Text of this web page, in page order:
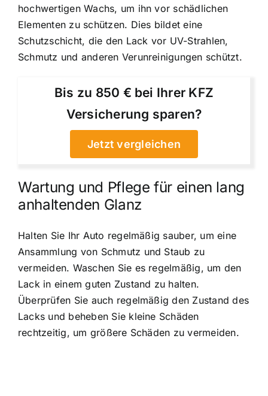
hochwertigen Wachs, um ihn vor schädlichen
Elementen zu schützen. Dies bildet eine
Schutzschicht, die den Lack vor UV-Strahlen,
Schmutz und anderen Verunreinigungen schützt.
Bis zu 850 € bei Ihrer KFZ
Versicherung sparen?
Jetzt vergleichen
Wartung und Pflege für einen lang
anhaltenden Glanz
Halten Sie Ihr Auto regelmäßig sauber, um eine
Ansammlung von Schmutz und Staub zu
vermeiden. Waschen Sie es regelmäßig, um den
Lack in einem guten Zustand zu halten.
Überprüfen Sie auch regelmäßig den Zustand des
Lacks und beheben Sie kleine Schäden
rechtzeitig, um größere Schäden zu vermeiden.